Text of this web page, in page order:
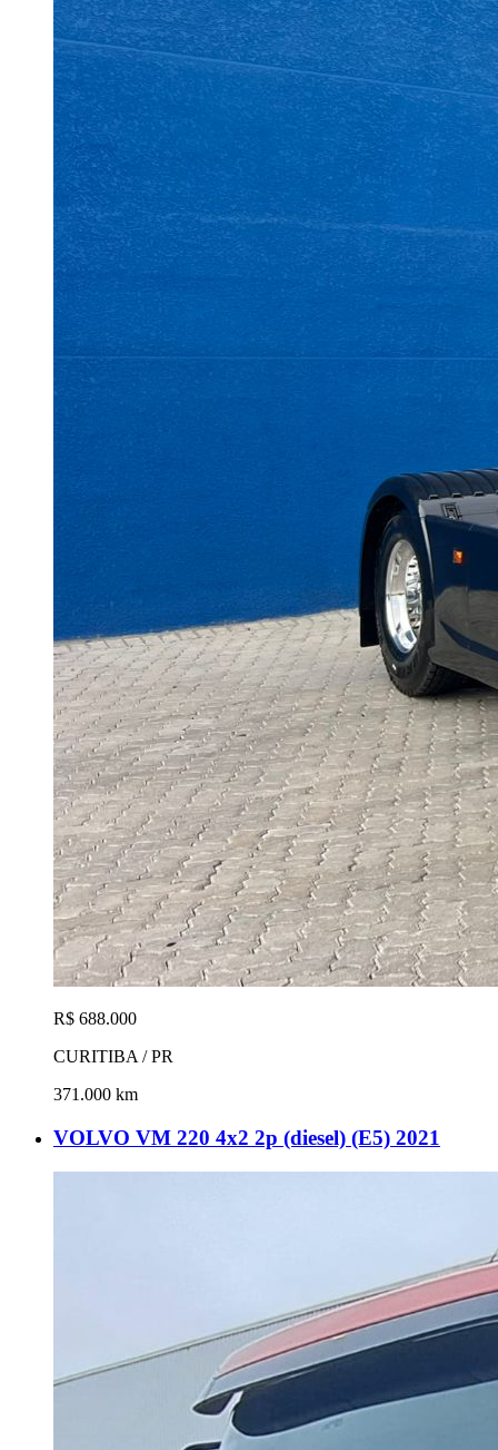
R$ 688.000
CURITIBA / PR
371.000 km
VOLVO VM 220 4x2 2p (diesel) (E5) 2021